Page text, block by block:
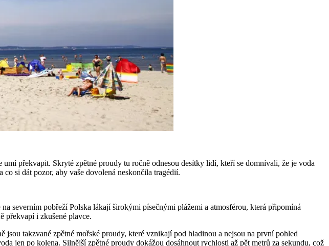
překvapit. Skryté zpětné proudy tu ročně odnesou desítky lidí, kteří se domnívali, že je voda
si dát pozor, aby vaše dovolená neskončila tragédií.
severním pobřeží Polska lákají širokými písečnými plážemi a atmosférou, která připomíná
překvapí i zkušené plavce.
takzvané zpětné mořské proudy, které vznikají pod hladinou a nejsou na první pohled
jen po kolena. Silnější zpětné proudy dokážou dosáhnout rychlosti až pět metrů za sekundu, což